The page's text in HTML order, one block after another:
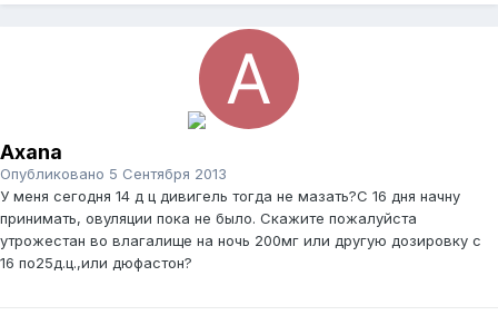
Axana
Опубликовано 5 Сентября 2013
У меня сегодня 14 д ц дивигель тогда не мазать?С 16 дня начну
принимать, овуляции пока не было. Скажите пожалуйста
утрожестан во влагалище на ночь 200мг или другую дозировку с
16 по25д.ц.,или дюфастон?